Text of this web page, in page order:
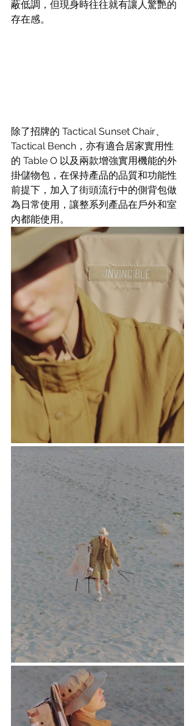
蔽低調，但現身時往往就有讓人驚艷的
存在感。
除了招牌的 Tactical Sunset Chair、
Tactical Bench，亦有適合居家實用性
的 Table O 以及兩款增強實用機能的外
掛儲物包，在保持產品的品質和功能性
前提下，加入了街頭流行中的側背包做
為日常使用，讓整系列產品在戶外和室
內都能使用。